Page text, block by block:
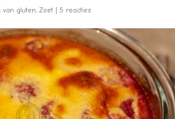
van gluten,Zoet 5 reacties